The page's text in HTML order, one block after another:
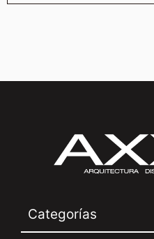
Categorías